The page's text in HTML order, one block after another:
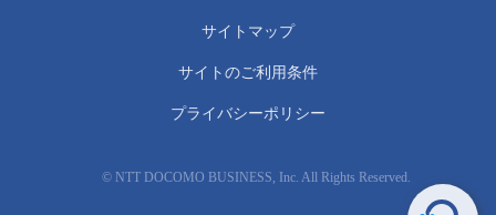
© NTT DOCOMO BUSINESS, Inc. All Rights Reserved.
サイトマップ
サイトのご利用条件
プライバシーポリシー